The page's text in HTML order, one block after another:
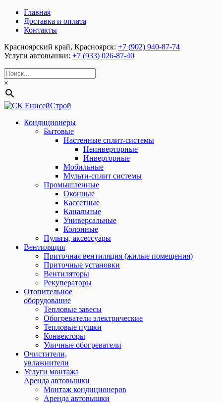
Главная
Доставка и оплата
Контакты
Красноярский край, Красноярск: +7 (902) 940-87-74
Услуги автовышки: +7 (933) 026-87-40
×
Кондиционеры
Бытовые
Настенные сплит-системы
Неинверторные
Инверторные
Мобильные
Мульти-сплит системы
Промышленные
Оконные
Кассетные
Канальные
Универсальные
Колонные
Пульты, аксессуары
Вентиляция
Приточная вентиляция (жилые помещения)
Приточные установки
Вентиляторы
Рекуператоры
Отопительное
оборудование
Тепловые завесы
Обогреватели электрические
Тепловые пушки
Конвекторы
Уличные обогреватели
Очистители,
увлажнители
Услуги монтажа
Аренда автовышки
Монтаж кондиционеров
Аренда автовышки